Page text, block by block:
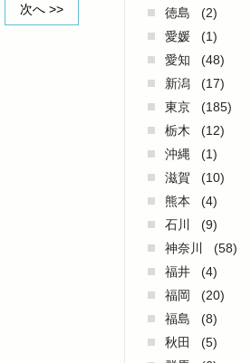
次へ >>
徳島
(2)
愛媛
(1)
愛知
(48)
新潟
(17)
東京
(185)
栃木
(12)
沖縄
(1)
滋賀
(10)
熊本
(4)
石川
(9)
神奈川
(58)
福井
(4)
福岡
(20)
福島
(8)
秋田
(5)